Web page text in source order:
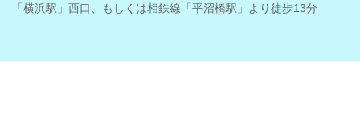
「横浜駅」西口、もしくは相鉄線「平沼橋駅」より徒歩13分